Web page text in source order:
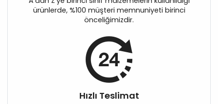
ürünlerde, %100 müşteri memnuniyeti birinci
önceliğimizdir.
Hızlı Teslimat